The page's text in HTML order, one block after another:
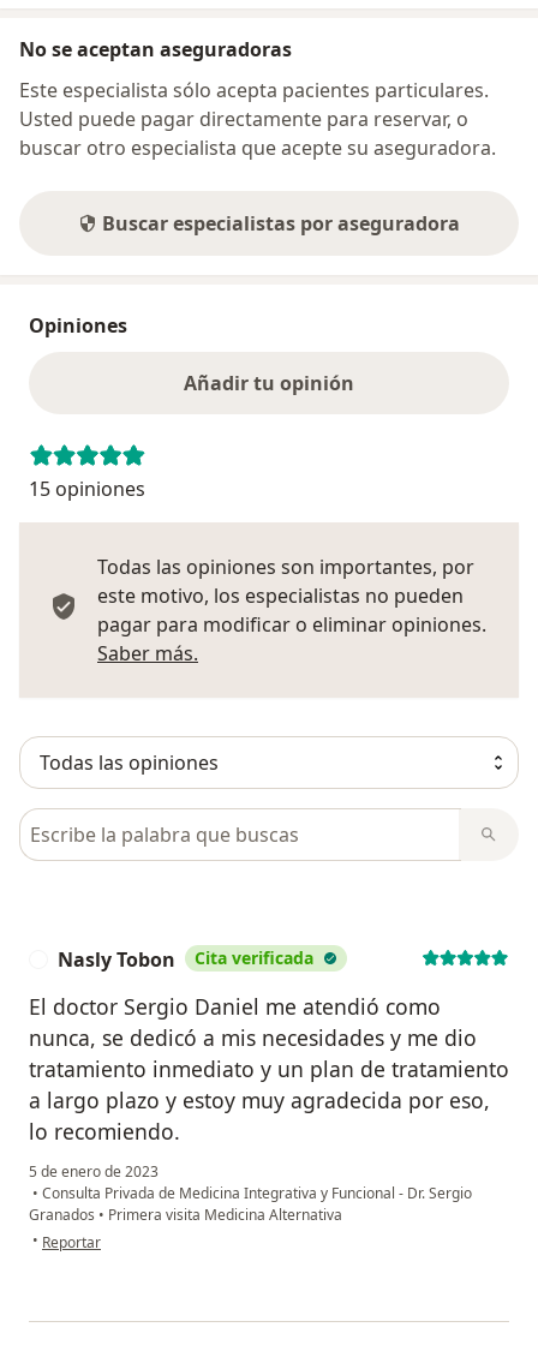
No se aceptan aseguradoras
Este especialista sólo acepta pacientes particulares.
Usted puede pagar directamente para reservar, o
buscar otro especialista que acepte su aseguradora.
Buscar especialistas por aseguradora
Opiniones
Añadir tu opinión
15 opiniones
Todas las opiniones son importantes, por
este motivo, los especialistas no pueden
pagar para modificar o eliminar opiniones.
Saber más.
Busca en opiniones
Nasly Tobon Cita verificada
El doctor Sergio Daniel me atendió como
nunca, se dedicó a mis necesidades y me dio
tratamiento inmediato y un plan de tratamiento
a largo plazo y estoy muy agradecida por eso,
lo recomiendo.
5 de enero de 2023
• Consulta Privada de Medicina Integrativa y Funcional - Dr. Sergio
Granados • Primera visita Medicina Alternativa
• en opinión del usuario Nasly Tobon
Reportar